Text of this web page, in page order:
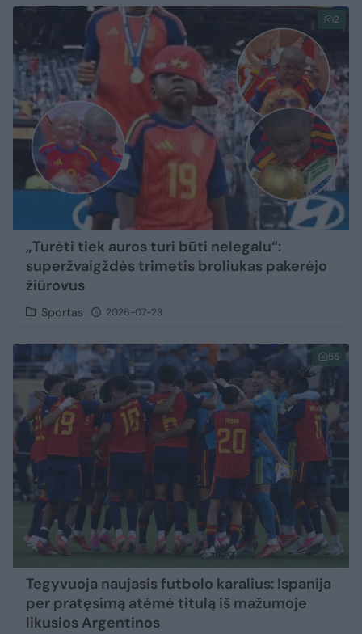
2
„Turėti tiek auros turi būti nelegalu“:
superžvaigždės trimetis broliukas pakerėjo
žiūrovus
Sportas 2026-07-23
55
Tegyvuoja naujasis futbolo karalius: Ispanija
per pratęsimą atėmė titulą iš mažumoje
likusios Argentinos